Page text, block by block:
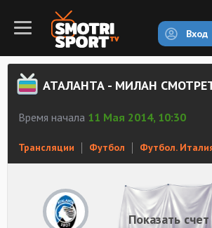
Вход
АТАЛАНТА - МИЛАН
Время начала 11 Мая 2014, 10:30
Трансляции Футбол Футбол.
Показать счет